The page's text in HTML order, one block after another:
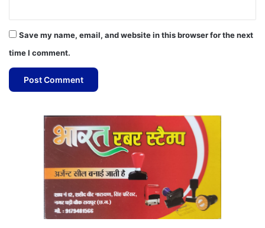
Save my name, email, and website in this browser for the next
time I comment.